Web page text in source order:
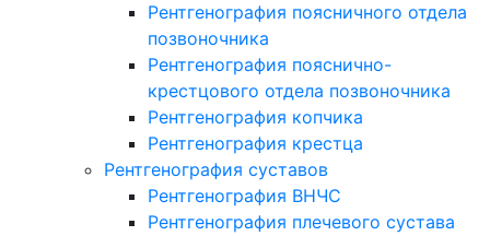
Рентгенография поясничного отдела
позвоночника
Рентгенография пояснично-
крестцового отдела позвоночника
Рентгенография копчика
Рентгенография крестца
Рентгенография суставов
Рентгенография ВНЧС
Рентгенография плечевого сустава